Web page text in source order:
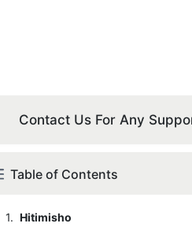
Contact Us For Any
Table of Contents
1. Hitimisho